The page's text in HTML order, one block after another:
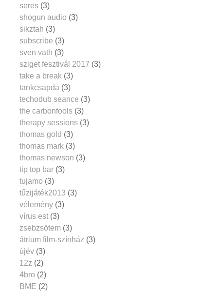
seres (3)
shogun audio (3)
sikztah (3)
subscribe (3)
sven vath (3)
sziget fesztivál 2017 (3)
take a break (3)
tankcsapda (3)
techodub seance (3)
the carbonfools (3)
therapy sessions (3)
thomas gold (3)
thomas mark (3)
thomas newson (3)
tip top bar (3)
tujamo (3)
tűzijáték2013 (3)
vélemény (3)
vírus est (3)
zsebzsötem (3)
átrium film-színház (3)
újév (3)
12z (2)
4bro (2)
BME (2)